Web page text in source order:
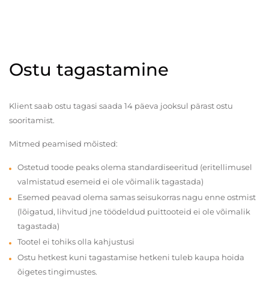
Ostu tagastamine
Klient saab ostu tagasi saada 14 päeva jooksul pärast ostu
sooritamist.
Mitmed peamised mõisted:
Ostetud toode peaks olema standardiseeritud (eritellimusel
valmistatud esemeid ei ole võimalik tagastada)
Esemed peavad olema samas seisukorras nagu enne ostmist
(lõigatud, lihvitud jne töödeldud puittooteid ei ole võimalik
tagastada)
Tootel ei tohiks olla kahjustusi
Ostu hetkest kuni tagastamise hetkeni tuleb kaupa hoida
õigetes tingimustes.